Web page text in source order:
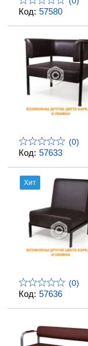
Код: 57580
Код: 57633
(0)
Код: 57636
Хит
(0)